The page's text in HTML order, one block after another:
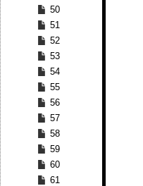
50
51
52
53
54
55
56
57
58
59
60
61